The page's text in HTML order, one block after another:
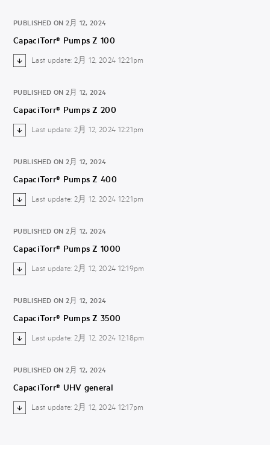
PUBLISHED ON 2月 12, 2024
CapaciTorr® Pumps Z 100
Last update: 2月 12, 2024 12:21pm
PUBLISHED ON 2月 12, 2024
CapaciTorr® Pumps Z 200
Last update: 2月 12, 2024 12:21pm
PUBLISHED ON 2月 12, 2024
CapaciTorr® Pumps Z 400
Last update: 2月 12, 2024 12:21pm
PUBLISHED ON 2月 12, 2024
CapaciTorr® Pumps Z 1000
Last update: 2月 12, 2024 12:19pm
PUBLISHED ON 2月 12, 2024
CapaciTorr® Pumps Z 3500
Last update: 2月 12, 2024 12:18pm
PUBLISHED ON 2月 12, 2024
CapaciTorr® UHV general
Last update: 2月 12, 2024 12:17pm